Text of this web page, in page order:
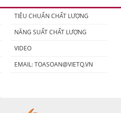
TIÊU CHUẨN CHẤT LƯỢNG
NĂNG SUẤT CHẤT LƯỢNG
VIDEO
EMAIL:TOASOAN@VIETQ.VN